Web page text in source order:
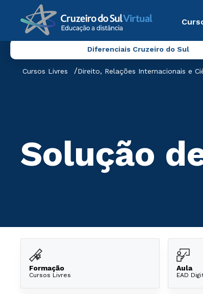
Diferenciais Cruzeiro do Sul
Cursos Livres Direito, Relações Internacionais e
Solução
Formação
Cursos Livres
Aula
EAD